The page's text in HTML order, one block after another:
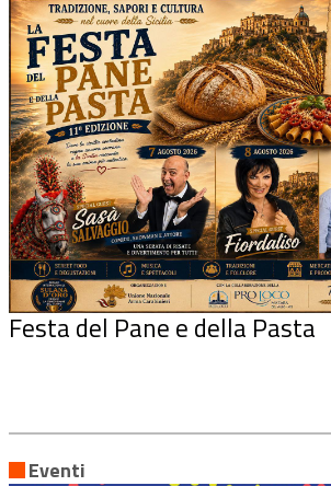
Festa del Pane e della Pasta
Eventi